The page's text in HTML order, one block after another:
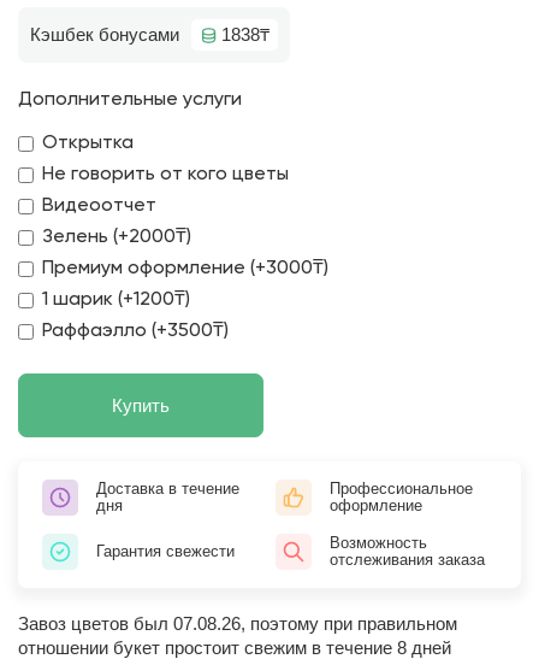
Кэшбек бонусами 1838₸
Дополнительные услуги
Открытка
Не говорить от кого цветы
Видеоотчет
Зелень (+2000₸)
Премиум оформление (+3000₸)
1 шарик (+1200₸)
Раффаэлло (+3500₸)
Купить
Доставка в течение
дня
Профессиональное
оформление
Гарантия свежести
Возможность
отслеживания заказа
Завоз цветов был 07.08.26, поэтому при правильном
отношении букет простоит свежим в течение 8 дней